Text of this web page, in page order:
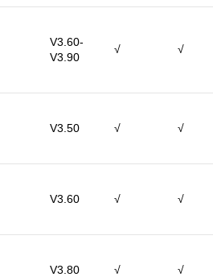
V3.60-
V3.90
√ √
V3.50 √ √
V3.60 √ √
V3.80 √ √